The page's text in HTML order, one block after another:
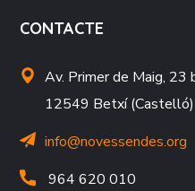
CONTACTE
Av. Primer de Maig, 23
12549 Betxí (Castelló)
info@novessendes.org
964 620 010